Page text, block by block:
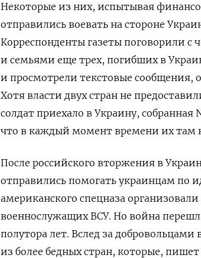
Некоторые из них, испытывая
отправились воевать на стороне
Корреспонденты газеты поговорили
и семьями еще трех, погибших в
и просмотрели текстовые
Хотя власти двух стран не
солдат приехало в Украину,
что в каждый момент времени их там
После российского вторжения в
отправились помогать украинцам по
американского спецназа
военнослужащих ВСУ. Но война
полутора лет. Вслед за
из более бедных стран, которые,